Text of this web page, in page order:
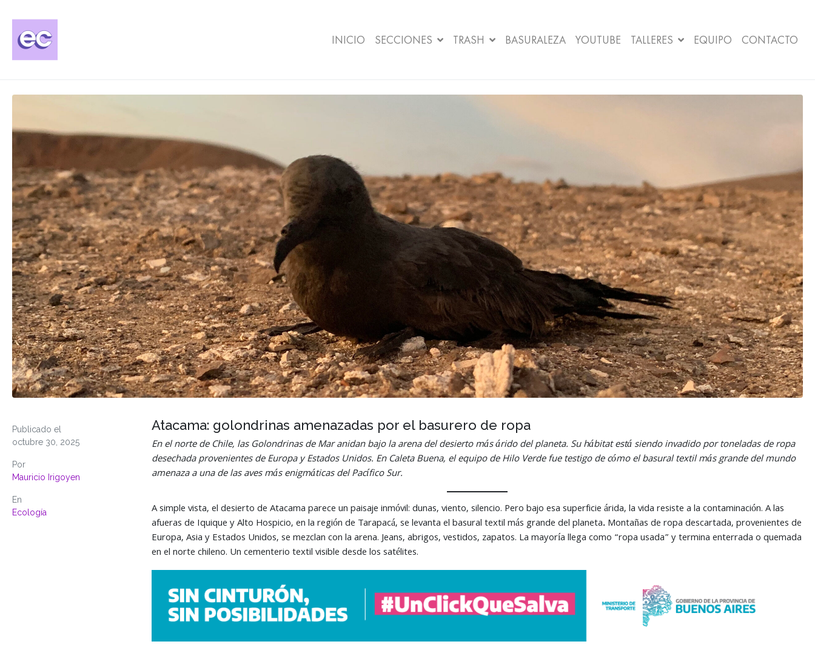
INICIO SECCIONES TRASH BASURALEZA YOUTUBE TALLERES EQUIPO CONTACTO
Publicado el
octubre 30, 2025
Por
Mauricio Irigoyen
En
Ecología
Atacama: golondrinas amenazadas por el basurero de ropa
En el norte de Chile, las Golondrinas de Mar anidan bajo la arena del desierto más árido del planeta. Su hábitat está siendo invadido por toneladas de ropa
desechada provenientes de Europa y Estados Unidos. En Caleta Buena, el equipo de Hilo Verde fue testigo de cómo el basural textil más grande del mundo
amenaza a una de las aves más enigmáticas del Pacífico Sur.
A simple vista, el desierto de Atacama parece un paisaje inmóvil: dunas, viento, silencio. Pero bajo esa superficie árida, la vida resiste a la contaminación. A las
afueras de Iquique y Alto Hospicio, en la región de Tarapacá, se levanta el basural textil más grande del planeta.Montañas de ropa descartada, provenientes de
Europa, Asia y Estados Unidos, se mezclan con la arena. Jeans, abrigos, vestidos, zapatos. La mayoría llega como “ropa usada” y termina enterrada o quemada
en el norte chileno. Un cementerio textil visible desde los satélites.